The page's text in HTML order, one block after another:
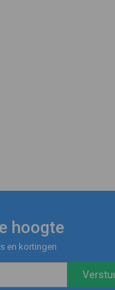
hoogte
en kortingen